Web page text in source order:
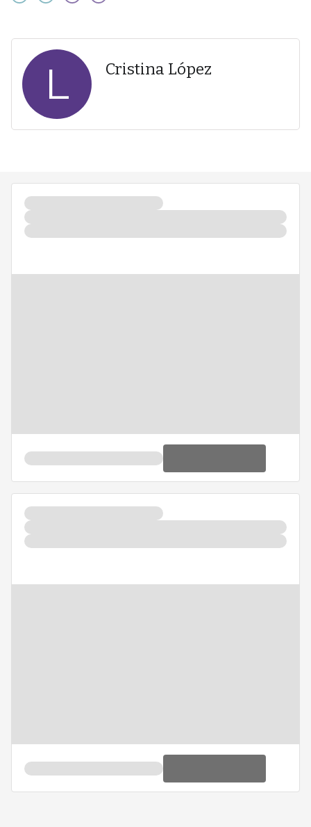
L Cristina López